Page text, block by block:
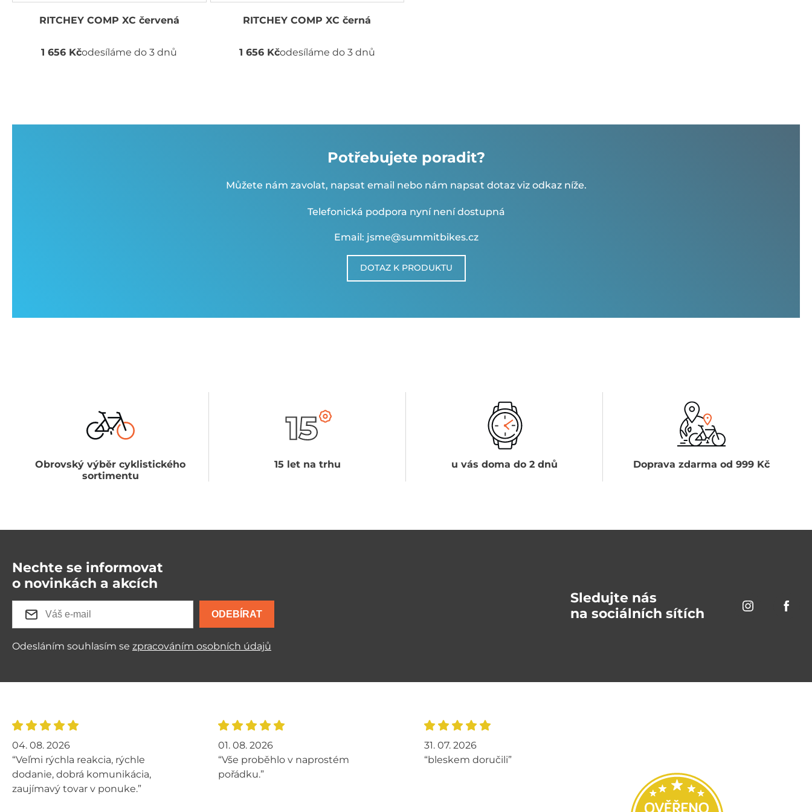
RITCHEY COMP XC červená
1 656 Kčodesíláme do 3 dnů
RITCHEY COMP XC černá
1 656 Kčodesíláme do 3 dnů
Potřebujete poradit?
Můžete nám zavolat, napsat email nebo nám napsat dotaz viz odkaz níže.
Telefonická podpora nyní není dostupná
Email: jsme@summitbikes.cz
DOTAZ K PRODUKTU
Obrovský výběr cyklistického
sortimentu
15 let na trhu u vás doma do 2 dnů Doprava zdarma od 999 Kč
Nechte se informovat
o novinkách a akcích
ODEBÍRAT
Odesláním souhlasím se zpracováním osobních údajů
Sledujte nás
na sociálních sítích
04. 08. 2026
“Veľmi rýchla reakcia, rýchle
dodanie, dobrá komunikácia,
zaujímavý tovar v ponuke.”
01. 08. 2026
“Vše proběhlo v naprostém
pořádku.”
31. 07. 2026
“bleskem doručili”